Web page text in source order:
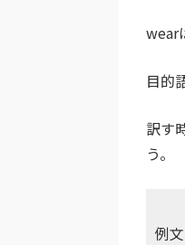
wear
目的
訳す
う。
例文